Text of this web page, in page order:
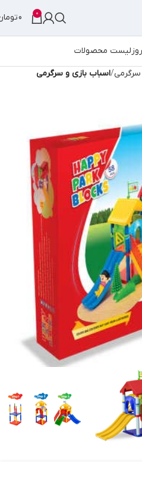
0
0
لیست محصولات
سرگرمی اسباب بازی و سرگرمی